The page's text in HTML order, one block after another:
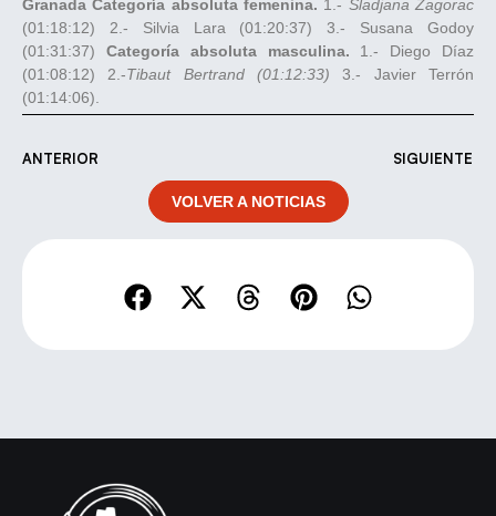
Granada Categoría absoluta femenina. 1.- Sladjana Zagorac
(01:18:12) 2.- Silvia Lara (01:20:37) 3.- Susana Godoy
(01:31:37) Categoría absoluta masculina. 1.- Diego Díaz
(01:08:12) 2.-Tibaut Bertrand (01:12:33) 3.- Javier Terrón
(01:14:06).
ANTERIOR SIGUIENTE
VOLVER A NOTICIAS